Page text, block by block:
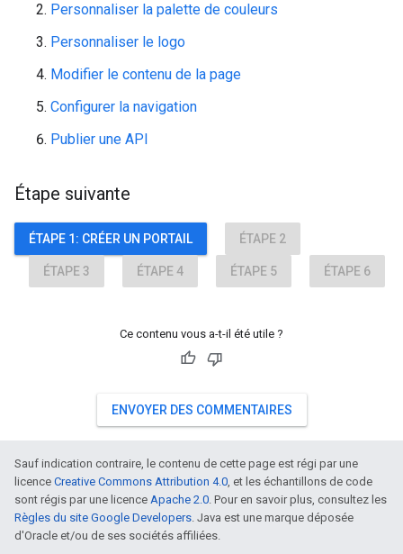
Personnaliser la palette de couleurs
Personnaliser le logo
Modifier le contenu de la page
Configurer la navigation
Publier une API
Étape suivante
ÉTAPE 1: CRÉER UN PORTAIL ÉTAPE 2
ÉTAPE 3 ÉTAPE 4 ÉTAPE 5 ÉTAPE 6
Ce contenu vous a-t-il été utile ?
ENVOYER DES COMMENTAIRES
Sauf indication contraire, le contenu de cette page est régi par une
licence Creative Commons Attribution 4.0, et les échantillons de code
sont régis par une licence Apache 2.0. Pour en savoir plus, consultez les
Règles du site Google Developers. Java est une marque déposée
d'Oracle et/ou de ses sociétés affiliées.